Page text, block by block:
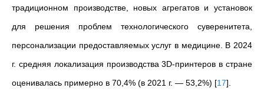
традиционном производстве, новых агрегатов и установок
для решения проблем технологического суверенитета,
персонализации предоставляемых услуг в медицине. В 2024
г. средняя локализация производства 3D-принтеров в стране
оценивалась примерно в 70,4% (в 2021 г. — 53,2%) [17].